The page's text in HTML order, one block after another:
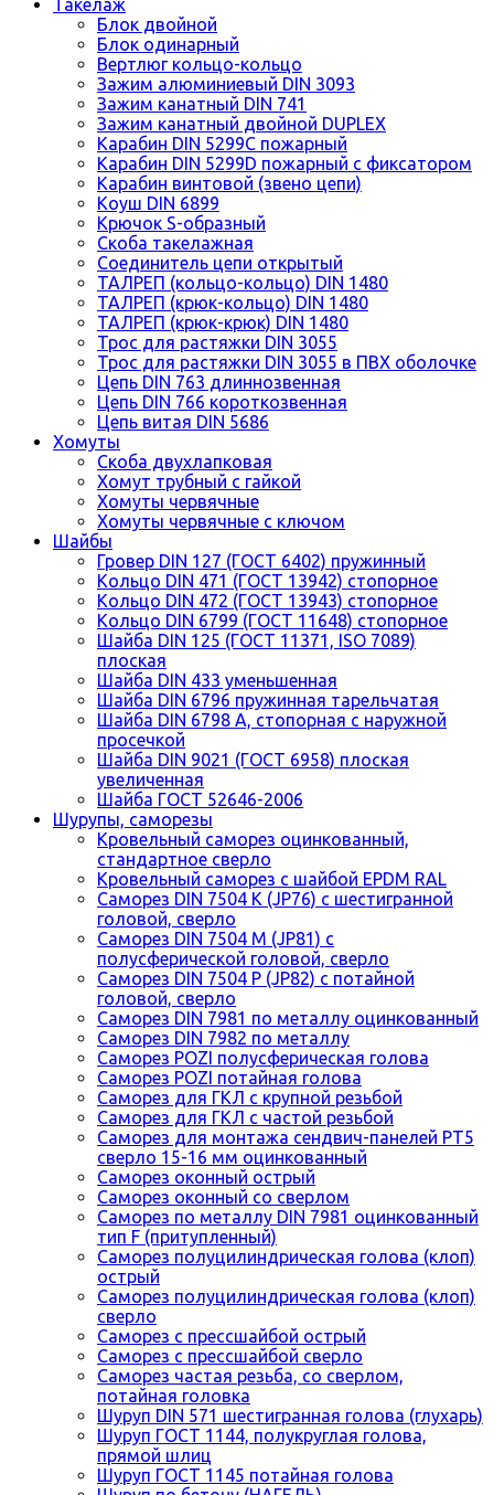
Такелаж
Блок двойной
Блок одинарный
Вертлюг кольцо-кольцо
Зажим алюминиевый DIN 3093
Зажим канатный DIN 741
Зажим канатный двойной DUPLEX
Карабин DIN 5299C пожарный
Карабин DIN 5299D пожарный с фиксатором
Карабин винтовой (звено цепи)
Коуш DIN 6899
Крючок S-образный
Скоба такелажная
Соединитель цепи открытый
ТАЛРЕП (кольцо-кольцо) DIN 1480
ТАЛРЕП (крюк-кольцо) DIN 1480
ТАЛРЕП (крюк-крюк) DIN 1480
Трос для растяжки DIN 3055
Трос для растяжки DIN 3055 в ПВХ оболочке
Цепь DIN 763 длиннозвенная
Цепь DIN 766 короткозвенная
Цепь витая DIN 5686
Хомуты
Скоба двухлапковая
Хомут трубный с гайкой
Хомуты червячные
Хомуты червячные с ключом
Шайбы
Гровер DIN 127 (ГОСТ 6402) пружинный
Кольцо DIN 471 (ГОСТ 13942) стопорное
Кольцо DIN 472 (ГОСТ 13943) стопорное
Кольцо DIN 6799 (ГОСТ 11648) стопорное
Шайба DIN 125 (ГОСТ 11371, ISO 7089)
плоская
Шайба DIN 433 уменьшенная
Шайба DIN 6796 пружинная тарельчатая
Шайба DIN 6798 A, стопорная с наружной
просечкой
Шайба DIN 9021 (ГОСТ 6958) плоская
увеличенная
Шайба ГОСТ 52646-2006
Шурупы, саморезы
Кровельный саморез оцинкованный,
стандартное сверло
Кровельный саморез с шайбой EPDM RAL
Саморез DIN 7504 K (JP76) с шестигранной
головой, сверло
Саморез DIN 7504 M (JP81) с
полусферической головой, сверло
Саморез DIN 7504 P (JP82) с потайной
головой, сверло
Саморез DIN 7981 по металлу оцинкованный
Саморез DIN 7982 по металлу
Саморез POZI полусферическая голова
Саморез POZI потайная голова
Саморез для ГКЛ с крупной резьбой
Саморез для ГКЛ с частой резьбой
Саморез для монтажа сендвич-панелей РТ5
сверло 15-16 мм оцинкованный
Саморез оконный острый
Саморез оконный со сверлом
Саморез по металлу DIN 7981 оцинкованный
тип F (притупленный)
Саморез полуцилиндрическая голова (клоп)
острый
Саморез полуцилиндрическая голова (клоп)
сверло
Саморез с прессшайбой острый
Саморез с прессшайбой сверло
Саморез частая резьба, со сверлом,
потайная головка
Шуруп DIN 571 шестигранная голова (глухарь)
Шуруп ГОСТ 1144, полукруглая голова,
прямой шлиц
Шуруп ГОСТ 1145 потайная голова